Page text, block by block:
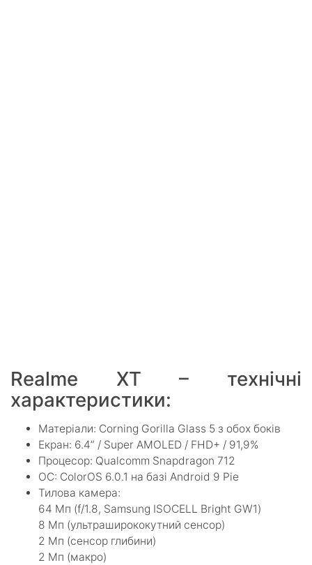
Realme XT – технічні
характеристики:
Матеріали: Corning Gorilla Glass 5 з обох боків
Екран: 6.4” / Super AMOLED / FHD+ / 91,9%
Процесор: Qualcomm Snapdragon 712
ОС: ColorOS 6.0.1 на базі Android 9 Pie
Тилова камера:
64 Мп (f/1.8, Samsung ISOCELL Bright GW1)
8 Мп (ультраширококутний сенсор)
2 Мп (сенсор глибини)
2 Мп (макро)